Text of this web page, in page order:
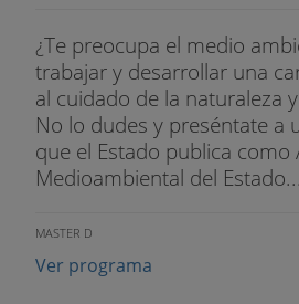
¿Te preocupa el medio
trabajar y desarrollar una
al cuidado de la naturaleza
No lo dudes y preséntate a
que el Estado publica como
Medioambiental del Estado...
MASTER D
Ver programa